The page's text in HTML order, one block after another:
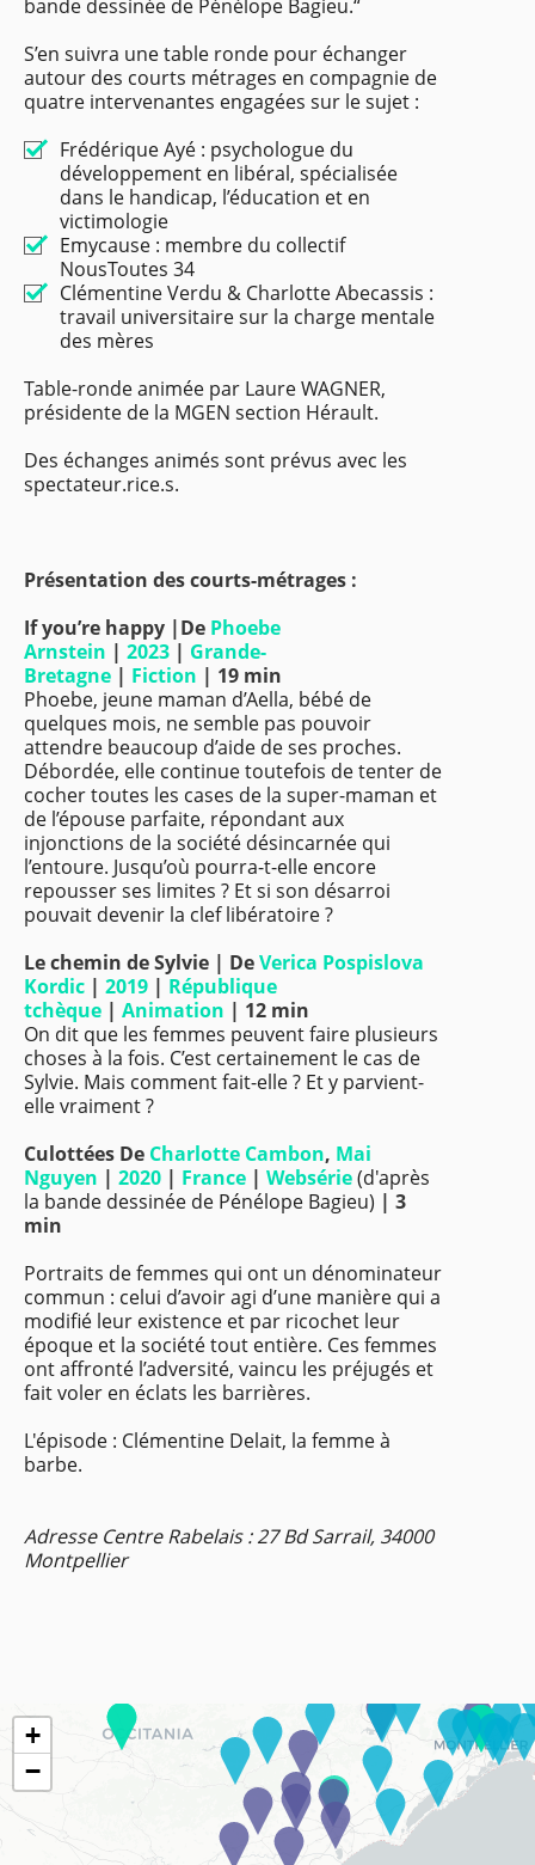
bande dessinée de Pénélope Bagieu.“
S’en suivra une table ronde pour échanger
autour des courts métrages en compagnie de
quatre intervenantes engagées sur le sujet :
Frédérique Ayé : psychologue du
développement en libéral, spécialisée
dans le handicap, l’éducation et en
victimologie
Emycause : membre du collectif
NousToutes 34
Clémentine Verdu & Charlotte Abecassis :
travail universitaire sur la charge mentale
des mères
Table-ronde animée par Laure WAGNER,
présidente de la MGEN section Hérault.
Des échanges animés sont prévus avec les
spectateur.rice.s.
Présentation des courts-métrages :
If you’re happy |De Phoebe
Arnstein | 2023 | Grande-
Bretagne | Fiction | 19 min
Phoebe, jeune maman d’Aella, bébé de
quelques mois, ne semble pas pouvoir
attendre beaucoup d’aide de ses proches.
Débordée, elle continue toutefois de tenter de
cocher toutes les cases de la super-maman et
de l’épouse parfaite, répondant aux
injonctions de la société désincarnée qui
l’entoure. Jusqu’où pourra-t-elle encore
repousser ses limites ? Et si son désarroi
pouvait devenir la clef libératoire ?
Le chemin de Sylvie | DeVerica Pospislova
Kordic | 2019 | République
tchèque | Animation | 12 min
On dit que les femmes peuvent faire plusieurs
choses à la fois. C’est certainement le cas de
Sylvie. Mais comment fait-elle ? Et y parvient-
elle vraiment ?
Culottées De Charlotte Cambon, Mai
Nguyen | 2020 | France | Websérie(d'après
la bande dessinée de Pénélope Bagieu) | 3
min
Portraits de femmes qui ont un dénominateur
commun : celui d’avoir agi d’une manière qui a
modifié leur existence et par ricochet leur
époque et la société tout entière. Ces femmes
ont affronté l’adversité, vaincu les préjugés et
fait voler en éclats les barrières.
L'épisode : Clémentine Delait, la femme à
barbe.
Adresse Centre Rabelais : 27 Bd Sarrail, 34000
Montpellier
+
−